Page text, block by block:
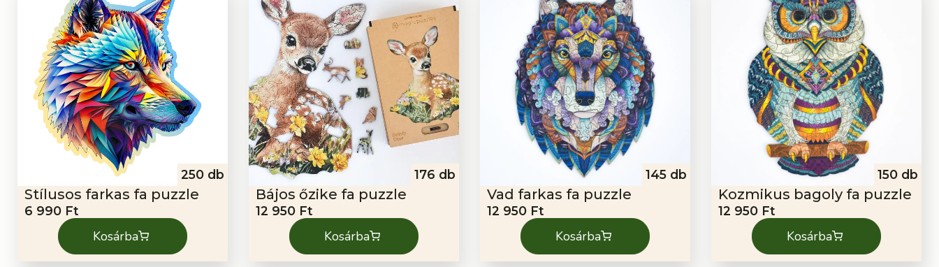
250 db
Stílusos farkas fa puzzle
6 990 Ft
Kosárba
176 db
Bájos őzike fa puzzle
12 950 Ft
Kosárba
145 db
Vad farkas fa puzzle
12 950 Ft
Kosárba
150 db
Kozmikus bagoly fa puzzle
12 950 Ft
Kosárba